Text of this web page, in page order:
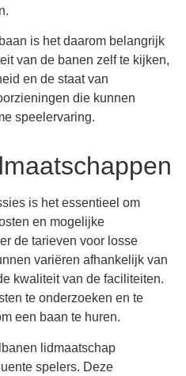
is het daarom belangrijk
van de banen zelf te kijken,
en de staat van
die kunnen
speelervaring.
is het essentieel om
en mogelijke
de tarieven voor losse
variëren afhankelijk van
kwaliteit van de faciliteiten.
te onderzoeken en te
een baan te huren.
lidmaatschap
spelers. Deze